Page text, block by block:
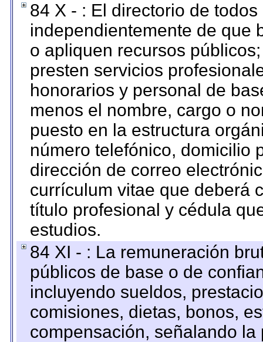
84 X - : El directorio de
independientemente de que
o apliquen recursos
presten servicios
honorarios y personal de
menos el nombre, cargo o
puesto en la estructura
número telefónico, domicilio
dirección de correo
currículum vitae que deberá
título profesional y cédula
estudios.
84 XI - : La remuneración
públicos de base o de
incluyendo sueldos,
comisiones, dietas, bonos,
compensación, señalando